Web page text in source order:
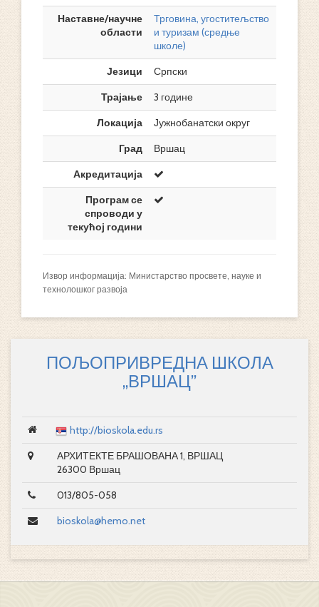
Наставне/научне
области
Трговина, угоститељство
и туризам (средње
школе)
Језици
Српски
Трајање
3 године
Локација
Јужнобанатски округ
Град
Вршац
Акредитација
Програм се
спроводи у
текућој години
Извор информација: Министарство просвете, науке и
технолошког развоја
ПОЉОПРИВРЕДНА ШКОЛА
„ВРШАЦ”
http://bioskola.edu.rs
АРХИТЕКТЕ БРАШОВАНА 1, ВРШАЦ
26300 Вршац
013/805-058
bioskola@hemo.net